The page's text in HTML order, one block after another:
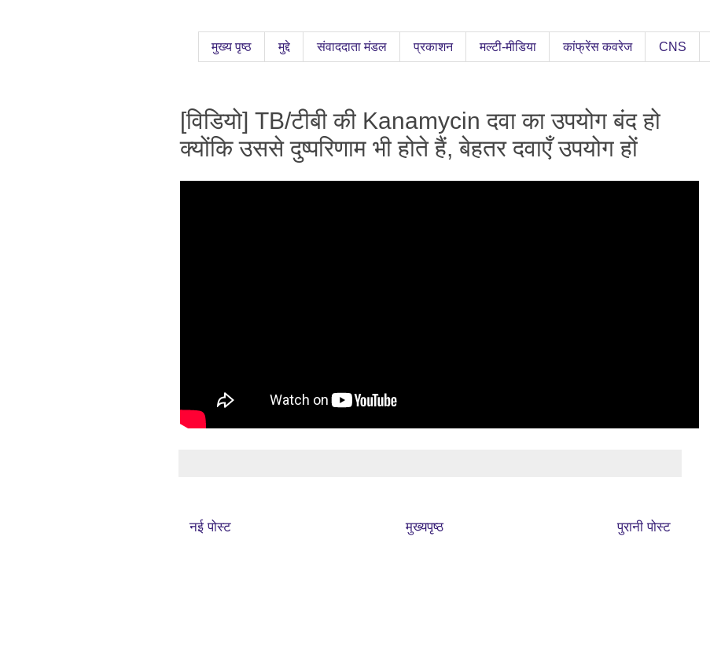
मुख्य पृष्ठ मुद्दे संवाददाता मंडल प्रकाशन मल्टी-मीडिया कांफ्रेंस कवरेज CNS
[विडियो] TB/टीबी की Kanamycin दवा का उपयोग बंद हो
क्योंकि उससे दुष्परिणाम भी होते हैं, बेहतर दवाएँ उपयोग हों
नई पोस्ट पुरानी पोस्ट
मुख्यपृष्ठ